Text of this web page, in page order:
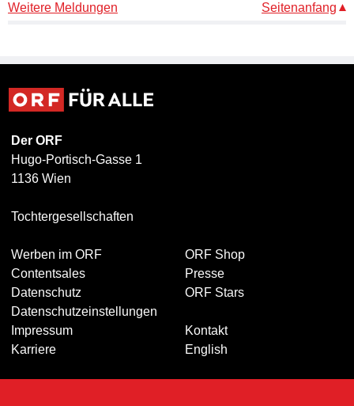
Weitere Meldungen Seitenanfang
Der ORF
Hugo-Portisch-Gasse 1
1136 Wien
Tochtergesellschaften
Werben im ORF
Contentsales
Datenschutz
Datenschutzeinstellungen
Impressum
Karriere
ORF Shop
Presse
ORF Stars
Kontakt
English